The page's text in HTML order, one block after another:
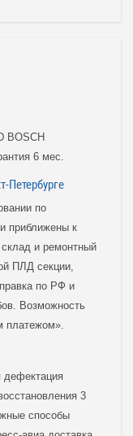
BOSCH
6 мес.
Петербурге
по
приближены к
и ремонтный
ПЛД секции,
по РФ и
Возможность
платежом».
дефектация
3
способы